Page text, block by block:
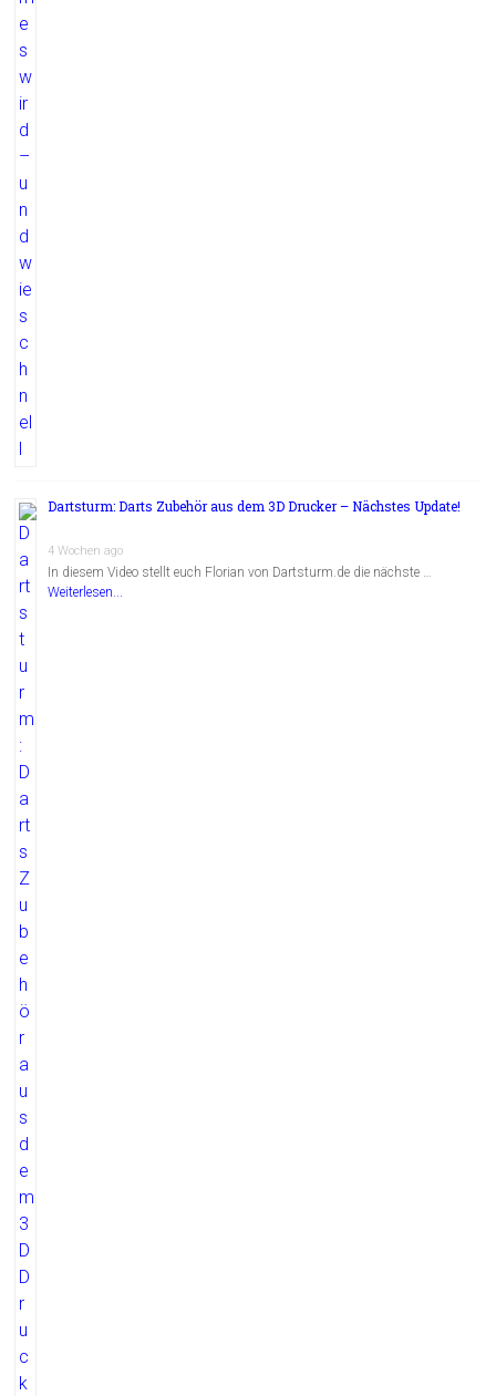
Dartsturm: Darts Zubehör aus dem 3D Drucker – Nächstes Update!
4 Wochen ago
In diesem Video stellt euch Florian von Dartsturm.de die nächste …
Weiterlesen...